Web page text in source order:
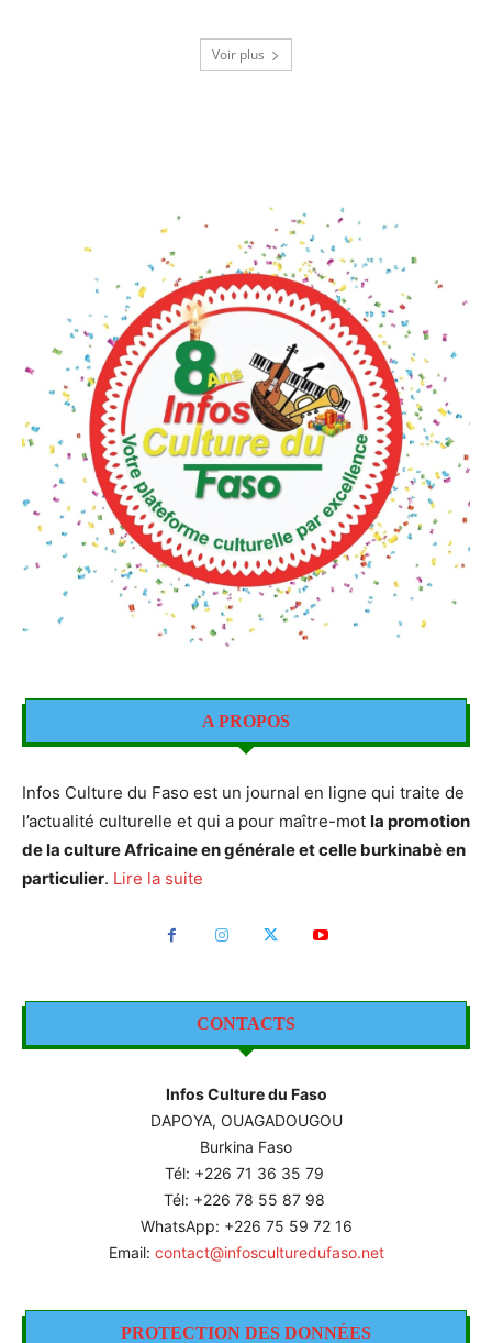
Voir plus
A PROPOS
Infos Culture du Faso est un journal en ligne qui traite de
l’actualité culturelle et qui a pour maître-mot la promotion
de la culture Africaine en générale et celle burkinabè en
particulier. Lire la suite
CONTACTS
Infos Culture du Faso
DAPOYA, OUAGADOUGOU
Burkina Faso
Tél: +226 71 36 35 79
Tél: +226 78 55 87 98
WhatsApp: +226 75 59 72 16
Email: contact@infosculturedufaso.net
PROTECTION DES DONNÉES